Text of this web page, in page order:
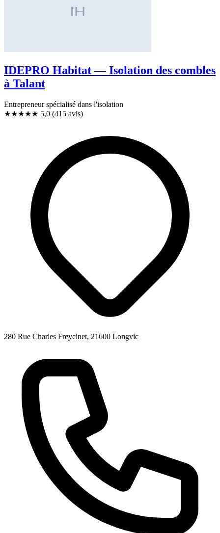
IDEPRO Habitat — Isolation des combles
à Talant
Entrepreneur spécialisé dans l'isolation
★★★★★ 5,0 (415 avis)
280 Rue Charles Freycinet, 21600 Longvic